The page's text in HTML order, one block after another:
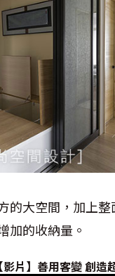
的大空間，加上整
加的收納量。
【影片】善用客變 創造